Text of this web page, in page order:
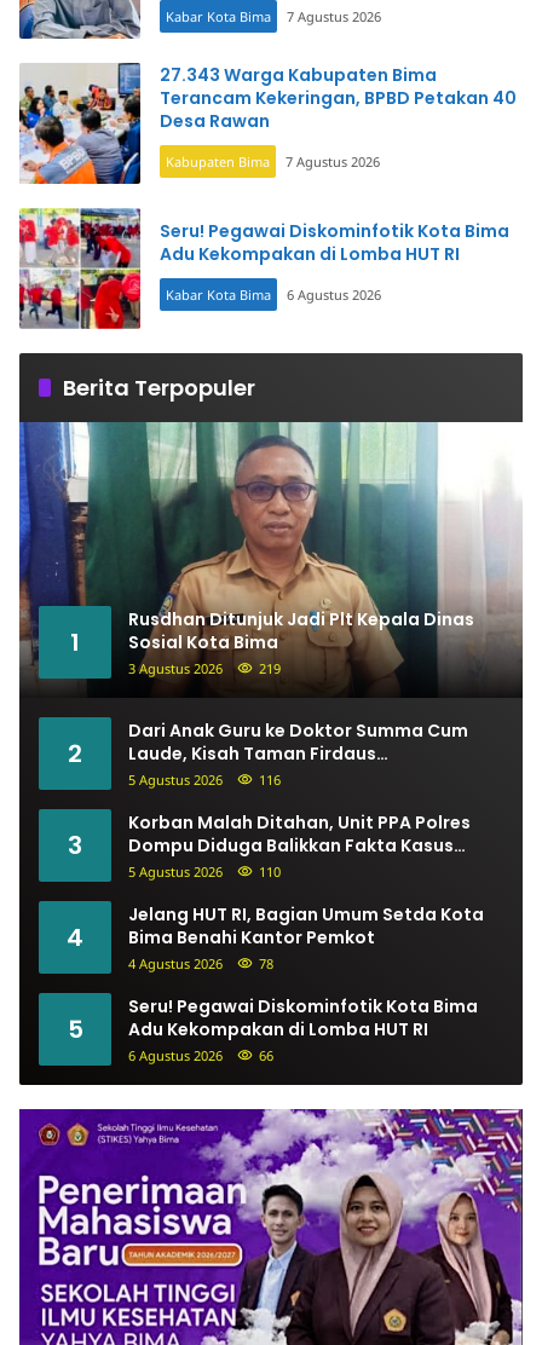
Kabar Kota Bima 7 Agustus 2026
27.343 Warga Kabupaten Bima
Terancam Kekeringan, BPBD Petakan 40
Desa Rawan
Kabupaten Bima 7 Agustus 2026
Seru! Pegawai Diskominfotik Kota Bima
Adu Kekompakan di Lomba HUT RI
Kabar Kota Bima 6 Agustus 2026
Kabar
Harian
BimaBerita Terpopuler
1
Rusdhan Ditunjuk Jadi Plt Kepala Dinas
Sosial Kota Bima
3 Agustus 2026 219
2
Dari Anak Guru ke Doktor Summa Cum
Laude, Kisah Taman Firdaus
Menginspirasi
5 Agustus 2026 116
3
Korban Malah Ditahan, Unit PPA Polres
Dompu Diduga Balikkan Fakta Kasus
Penganiayaan
5 Agustus 2026 110
4
Jelang HUT RI, Bagian Umum Setda Kota
Bima Benahi Kantor Pemkot
4 Agustus 2026 78
5
Seru! Pegawai Diskominfotik Kota Bima
Adu Kekompakan di Lomba HUT RI
6 Agustus 2026 66